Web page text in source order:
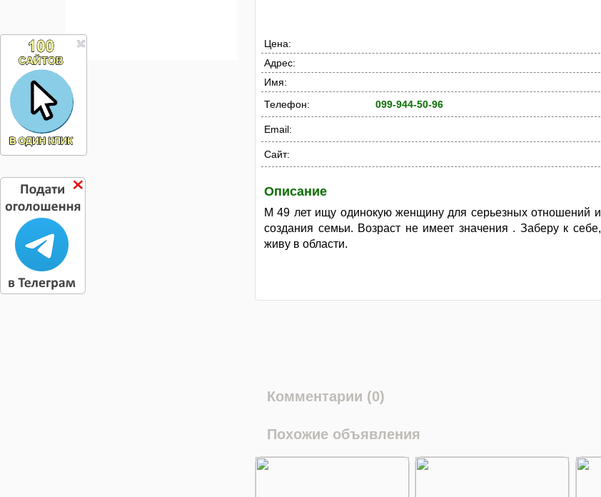
Цена:
Адрес:
Имя:
Телефон:
099-944-50-96
Email:
Сайт:
Описание
М 49 лет ищу одинокую женщину для серьезных отношений и
создания семьи. Возраст не имеет значения . Заберу к себе,
живу в области.
Комментарии (0)
Похожие объявления